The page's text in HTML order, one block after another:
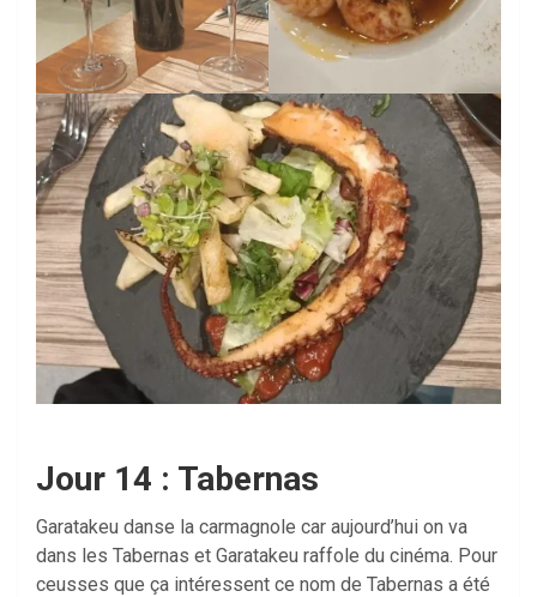
Jour 14 : Tabernas
Garatakeu danse la carmagnole car aujourd’hui on va
dans les Tabernas et Garatakeu raffole du cinéma. Pour
ceusses que ça intéressent ce nom de Tabernas a été